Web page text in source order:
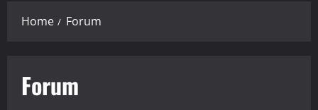
Home Forum
Forum